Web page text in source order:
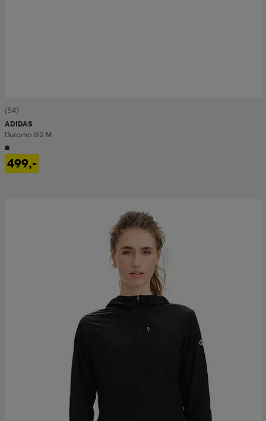
(54)
ADIDAS
Duramo Sl2 M
499,-